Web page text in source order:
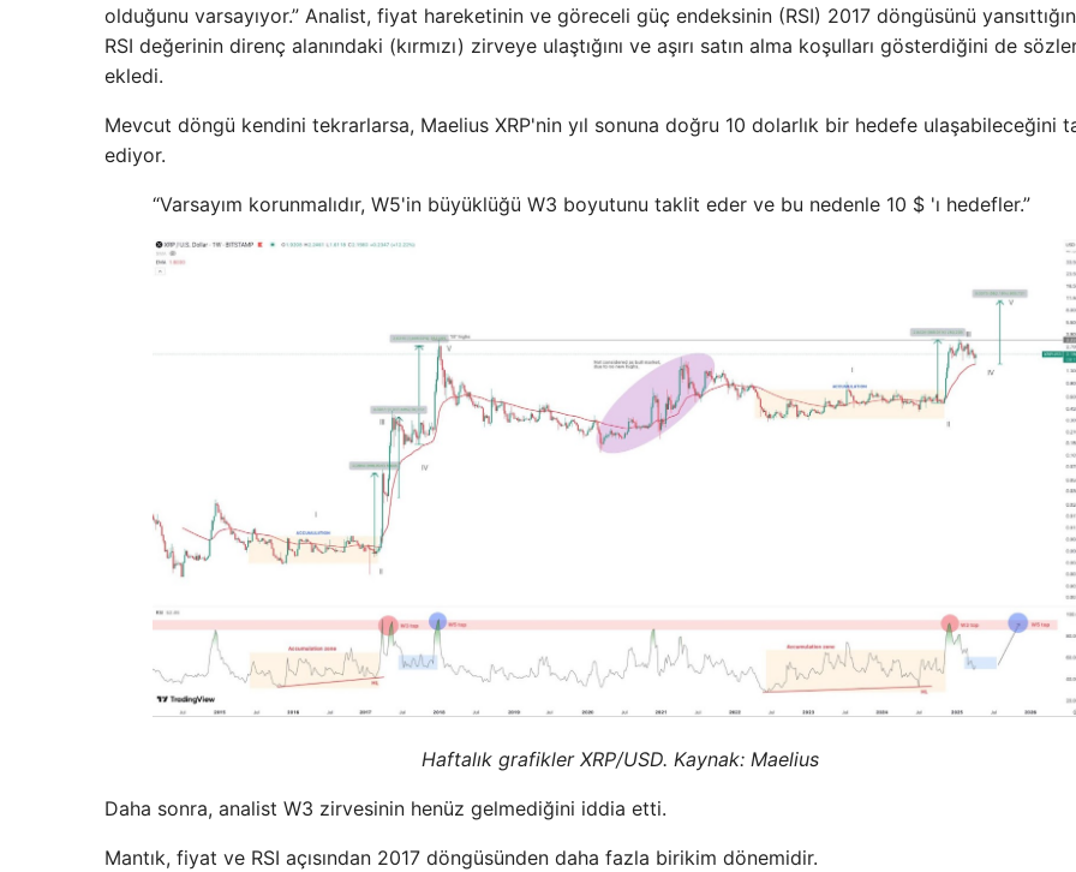
olduğunu varsayıyor.” Analist, fiyat hareketinin ve göreceli güç endeksinin (RSI) 2017 döngüsünü
RSI değerinin direnç alanındaki (kırmızı) zirveye ulaştığını ve aşırı satın alma koşulları gösterdiğini de
ekledi.
Mevcut döngü kendini tekrarlarsa, Maelius XRP'nin yıl sonuna doğru 10 dolarlık bir hedefe ulaşabileceğini
ediyor.
“Varsayım korunmalıdır, W5'in büyüklüğü W3 boyutunu taklit eder ve bu nedenle 10 $ 'ı hedefler.”
Haftalık grafikler XRP/USD. Kaynak:Maelius
Daha sonra, analist W3 zirvesinin henüz gelmediğini iddia etti.
Mantık, fiyat ve RSI açısından 2017 döngüsünden daha fazla birikim dönemidir.